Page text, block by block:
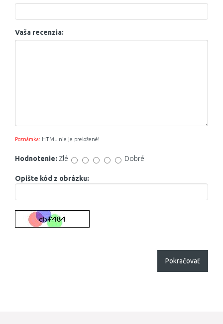
Vaša recenzia:
Poznámka: HTML nie je preložené!
Hodnotenie: Zlé Dobré
Opište kód z obrázku:
Pokračovať